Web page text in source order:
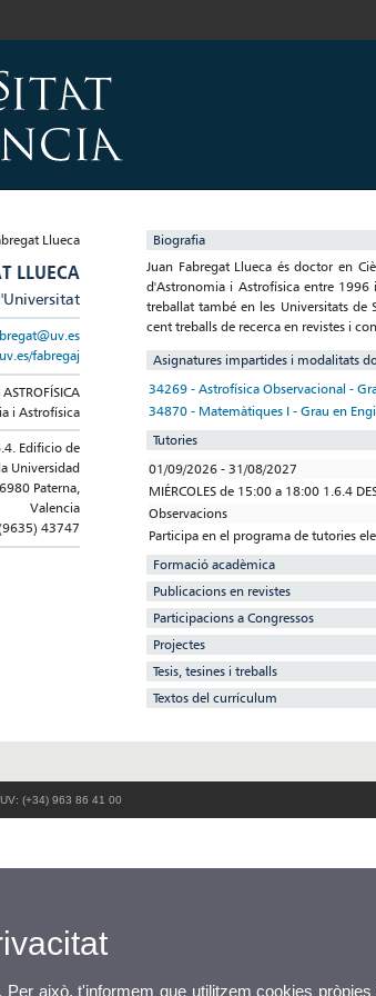
LLUECA
fabregaj
i Astrofísica
Edificio de
Universidad
Paterna,
Valencia
43747
Biografia
Juan Fabregat Llueca és doctor en
d'Astronomia i Astrofísica entre
treballat també en les Universitats de
cent treballs de recerca en revistes i
Asignatures impartides i modalitats
34269 - Astrofísica Observacional -
34870 - Matemàtiques I - Grau en
Tutories
01/09/2026 - 31/08/2027
MIÉRCOLES de 15:00 a 18:00 1.6.4
Observacions
Participa en el programa de tutories
Formació acadèmica
Publicacions en revistes
Participacions a Congressos
Projectes
Tesis, tesines i treballs
Textos del currículum
(+34) 963 86 41 00
això, t'informem que utilitzem cookies